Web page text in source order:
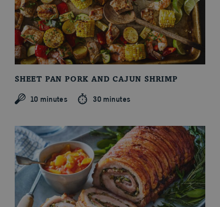
SHEET PAN PORK AND CAJUN SHRIMP
10 minutes 30 minutes